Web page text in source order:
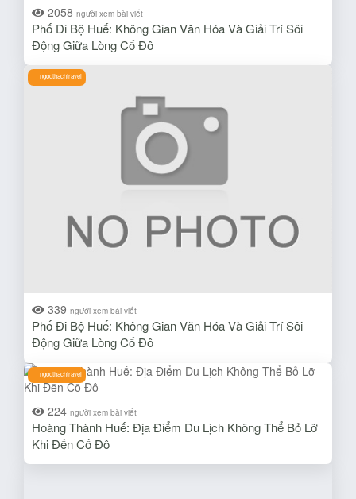
2058 người xem bài viết
Phố Đi Bộ Huế: Không Gian Văn Hóa Và Giải Trí Sôi
Động Giữa Lòng Cố Đô
ngocthachtravel
339 người xem bài viết
Phố Đi Bộ Huế: Không Gian Văn Hóa Và Giải Trí Sôi
Động Giữa Lòng Cố Đô
ngocthachtravel
224 người xem bài viết
Hoàng Thành Huế: Địa Điểm Du Lịch Không Thể Bỏ Lỡ
Khi Đến Cố Đô